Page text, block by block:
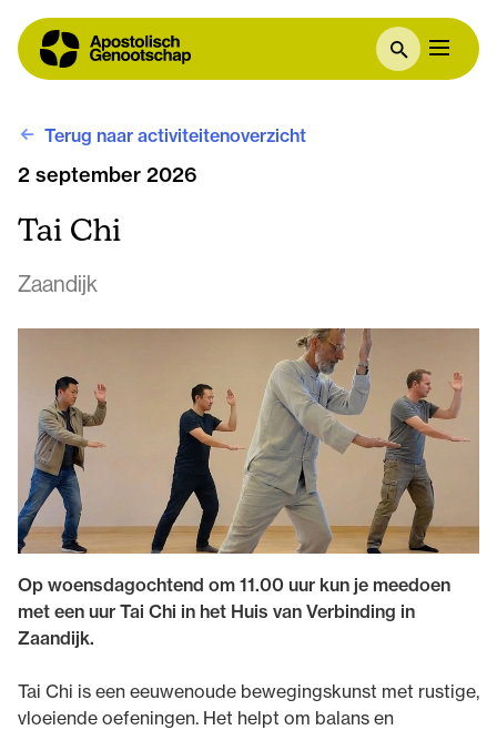
Terug naar activiteitenoverzicht
2 september 2026
Tai Chi
Zaandijk
Op woensdagochtend om 11.00 uur kun je meedoen
met een uur Tai Chi in het Huis van Verbinding in
Zaandijk.
Tai Chi is een eeuwenoude bewegingskunst met rustige,
vloeiende oefeningen. Het helpt om balans en